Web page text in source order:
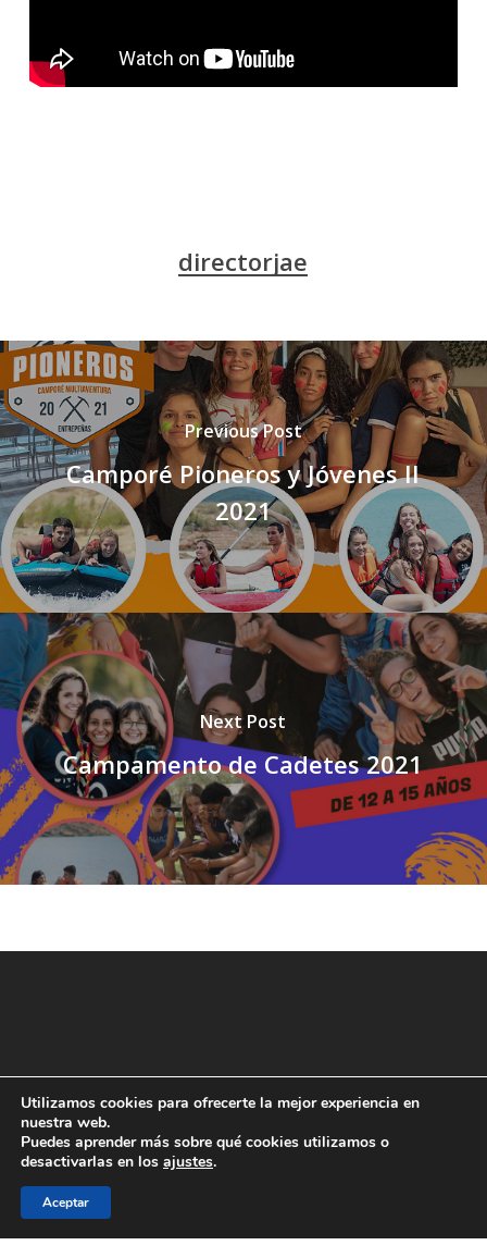
directorjae
Previous Post
Camporé Pioneros y Jóvenes II
2021
Next Post
Campamento de Cadetes 2021
© 2026 JAE Online.
Utilizamos cookies para ofrecerte la mejor experiencia en
nuestra web.
Puedes aprender más sobre qué cookies utilizamos o
desactivarlas en los ajustes.
Aceptar